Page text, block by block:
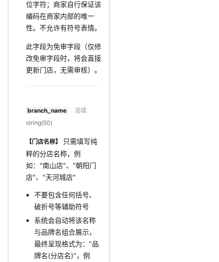
位字符；商家自行保证该
编码在商家内部的唯一
性。不允许有符号表情。
此字段为免审字段（仅修
改免审字段时，将会直接
更新门店，无需审核）。
branch_name
选填
string(50)
【门店名称】
只需填写纯
粹的分店名称，例
如："南山店"、"朝阳门
店"、"天河城店"
不要包含任何括号、
破折号等辅助符号
系统会自动将该名称
与品牌名组合展示，
最终呈现格式为："品
牌名(分店名)"，例